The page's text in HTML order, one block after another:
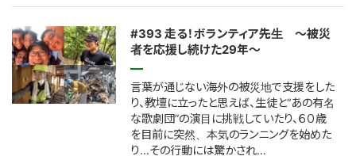
#393 走る！ボランティア先生 ～被災
者を応援し続けた29年～
言葉が通じない海外の被災地で支援をした
り、教壇に立ったと思えば、生徒と“あの有名
な歌劇団”の演目に挑戦していたり、６０歳
を目前に突然、本気のランニングを始めた
り…その行動には驚かされ…